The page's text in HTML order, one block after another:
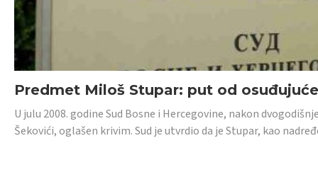
Predmet Miloš Stupar: put od
U julu 2008. godine Sud Bosne i Hercegovine, nakon
Šekovići, oglašen krivim. Sud je utvrdio da je Stupar, kao